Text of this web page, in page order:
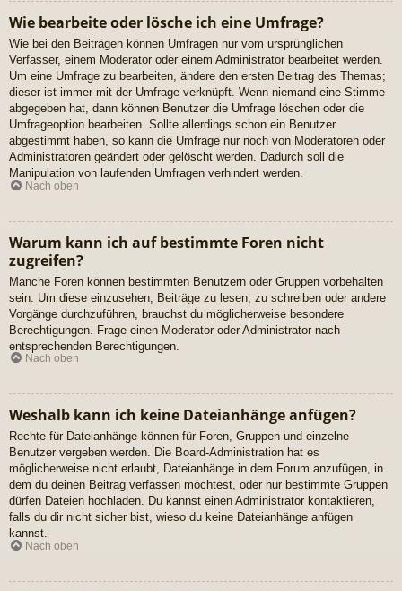
Wie bearbeite oder lösche ich eine Umfrage?
Wie bei den Beiträgen können Umfragen nur vom ursprünglichen
Verfasser, einem Moderator oder einem Administrator bearbeitet werden.
Um eine Umfrage zu bearbeiten, ändere den ersten Beitrag des Themas;
dieser ist immer mit der Umfrage verknüpft. Wenn niemand eine Stimme
abgegeben hat, dann können Benutzer die Umfrage löschen oder die
Umfrageoption bearbeiten. Sollte allerdings schon ein Benutzer
abgestimmt haben, so kann die Umfrage nur noch von Moderatoren oder
Administratoren geändert oder gelöscht werden. Dadurch soll die
Manipulation von laufenden Umfragen verhindert werden.
Nach oben
Warum kann ich auf bestimmte Foren nicht
zugreifen?
Manche Foren können bestimmten Benutzern oder Gruppen vorbehalten
sein. Um diese einzusehen, Beiträge zu lesen, zu schreiben oder andere
Vorgänge durchzuführen, brauchst du möglicherweise besondere
Berechtigungen. Frage einen Moderator oder Administrator nach
entsprechenden Berechtigungen.
Nach oben
Weshalb kann ich keine Dateianhänge anfügen?
Rechte für Dateianhänge können für Foren, Gruppen und einzelne
Benutzer vergeben werden. Die Board-Administration hat es
möglicherweise nicht erlaubt, Dateianhänge in dem Forum anzufügen, in
dem du deinen Beitrag verfassen möchtest, oder nur bestimmte Gruppen
dürfen Dateien hochladen. Du kannst einen Administrator kontaktieren,
falls du dir nicht sicher bist, wieso du keine Dateianhänge anfügen
kannst.
Nach oben